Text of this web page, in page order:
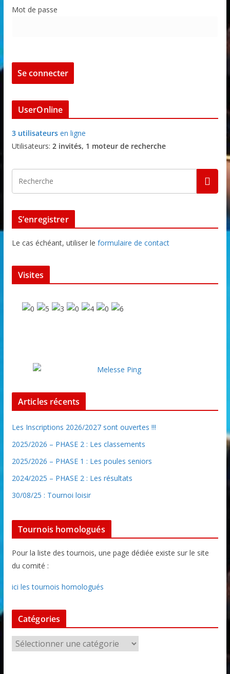
Mot de passe
UserOnline
3 utilisateursen ligne
Utilisateurs: 2 invités, 1 moteur de recherche
S’enregistrer
Le cas échéant, utiliser le formulaire de contact
Visites
Articles récents
Les Inscriptions 2026/2027 sont ouvertes !!!
2025/2026 – PHASE 2 : Les classements
2025/2026 – PHASE 1 : Les poules seniors
2024/2025 – PHASE 2 : Les résultats
30/08/25 : Tournoi loisir
Tournois homologués
Pour la liste des tournois, une page dédiée existe sur le site
du comité :
ici les tournois homologués
Catégories
a